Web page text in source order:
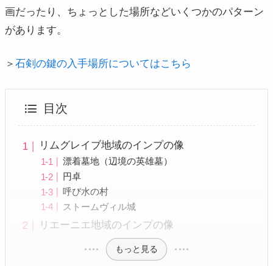
画だったり、ちょっとした場所などいくつかのパターン
があります。
＞ 石剣の鍵の入手場所についてはこちら
目次
リムグレイブ地域のインプの像
漂着墓地（辺境の英雄墓）
円卓
呼び水の村
ストームヴィル城
リエーニエ地域のインプの像
もっと見る